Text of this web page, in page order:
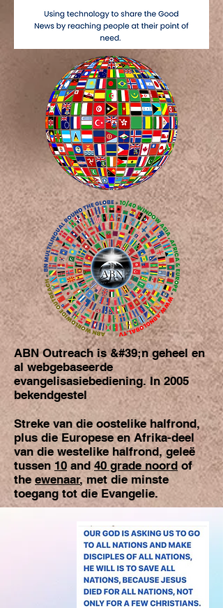
ABN Outreach is &#39;n geheel en
al webgebaseerde
evangelisasiebediening. In 2005
bekendgestel
Streke van die oostelike halfrond,
plus die Europese en Afrika-deel
van die westelike halfrond, geleë
tussen 10 and 40 grade noord of
the ewenaar, met die minste
toegang tot die Evangelie.